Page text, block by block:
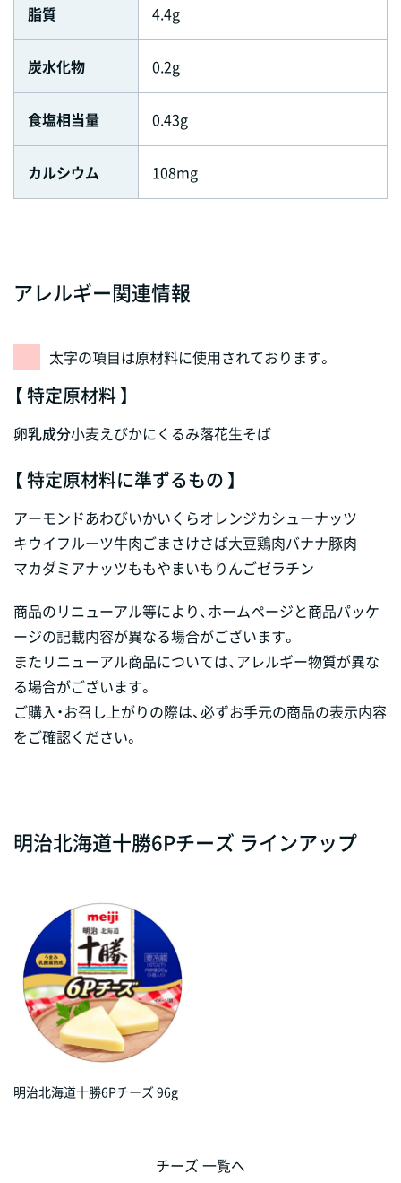
脂質 4.4g
炭水化物 0.2g
食塩相当量 0.43g
カルシウム 108mg
アレルギー関連情報
太字の項目は原材料に使用されております。
【 特定原材料 】
卵乳成分小麦えびかにくるみ落花生そば
【 特定原材料に準ずるもの 】
アーモンドあわびいかいくらオレンジカシューナッツ
キウイフルーツ牛肉ごまさけさば大豆鶏肉バナナ豚肉
マカダミアナッツももやまいも りんごゼラチン
商品のリニューアル等により、ホームページと商品パッケ
ージの記載内容が異なる場合がございます。
またリニューアル商品については、アレルギー物質が異な
る場合がございます。
ご購入・お召し上がりの際は、必ずお手元の商品の表示内容
をご確認ください。
明治北海道十勝6Pチーズ ラインアップ
明治北海道十勝6Pチーズ 96g
チーズ 一覧へ